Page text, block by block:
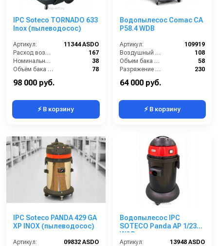
IPC Soteco TORNADO 633
Inox (пылеводосос)
Артикул:
11344 ASDO
Расход воздуха (л/сек):
167
Номинальный диаметр принадлежностей (мм):
38
Объём бака (л):
78
Рабочая ширина основной насадки (мм):
98 000 руб.
⚡ В корзину
Водопылесос Comac CA
P58.4 WDB
Артикул:
109919
Воздушный поток (л/сек):
108
Объем бака (л):
58
Разряжение (мБар):
230
Уровень шума (дБ):
64 000 руб.
⚡ В корзину
IPC Soteco PANDA 429 GA
XP INOX (пылеводосос)
Артикул:
09832 ASDO
Водопылесос IPC
SOTECO Panda AP 1/23
W&D
Артикул:
13948 ASDO